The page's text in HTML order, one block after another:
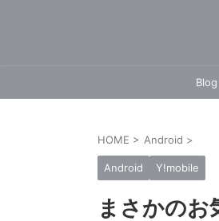
HOME > Android >
Android Y!mobile
まさかのお